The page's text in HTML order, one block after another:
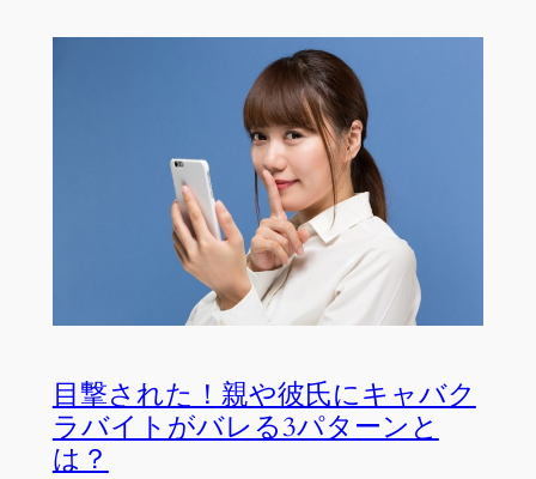
目撃された！親や彼氏にキャバク
ラバイトがバレる3パターンと
は？